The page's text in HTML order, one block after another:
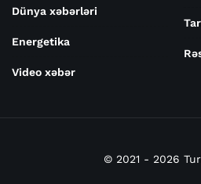
Dünya xəbərləri
Energetika
Video xəbər
© 2021 - 2026